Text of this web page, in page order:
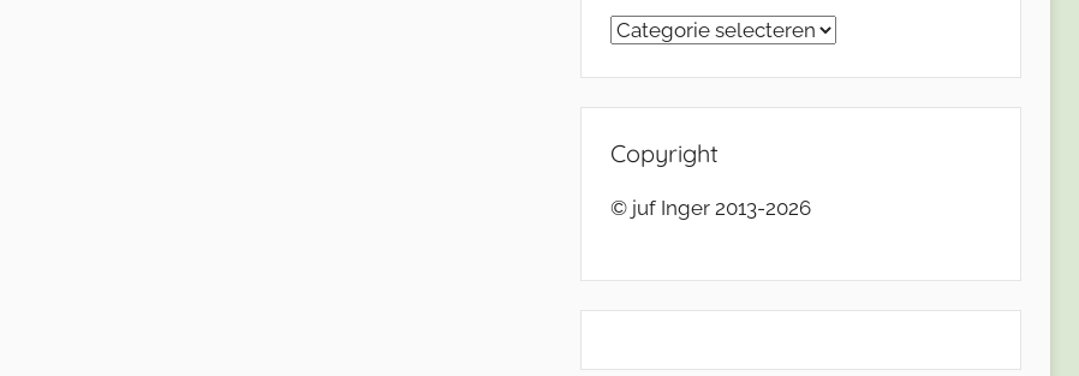
Categorieën
Copyright
© juf Inger 2013-2026